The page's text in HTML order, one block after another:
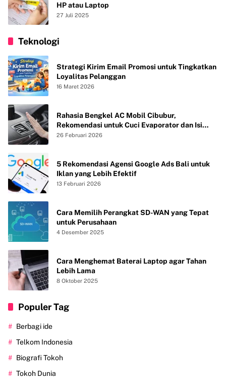
HP atau Laptop
27 Juli 2025
Teknologi
Strategi Kirim Email Promosi untuk Tingkatkan
Loyalitas Pelanggan
16 Maret 2026
Rahasia Bengkel AC Mobil Cibubur,
Rekomendasi untuk Cuci Evaporator dan Isi
Freon agar AC Mobil Dingin Maksimal Tanpa
26 Februari 2026
5 Rekomendasi Agensi Google Ads Bali untuk
Iklan yang Lebih Efektif
13 Februari 2026
Cara Memilih Perangkat SD-WAN yang Tepat
untuk Perusahaan
4 Desember 2025
Cara Menghemat Baterai Laptop agar Tahan
Lebih Lama
8 Oktober 2025
Populer Tag
Berbagi ide
Telkom Indonesia
Biografi Tokoh
Tokoh Dunia